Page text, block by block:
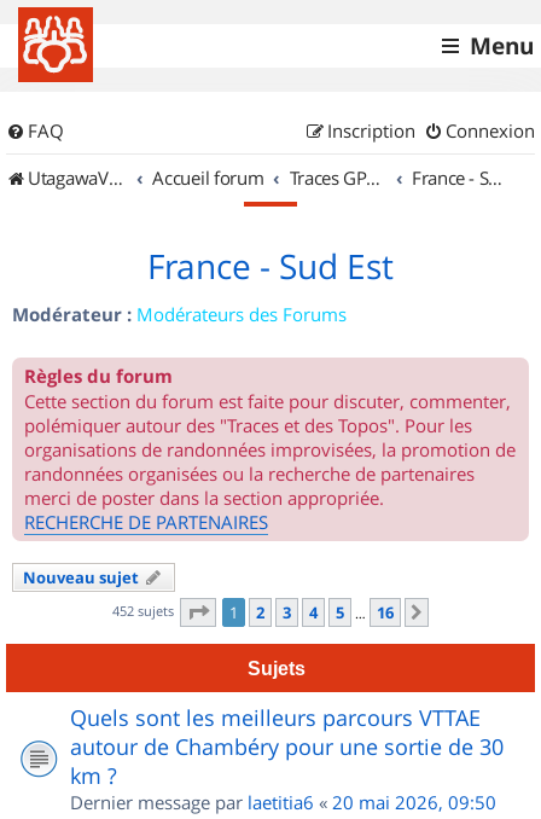
Menu
FAQ Connexion
Inscription
UtagawaVTT (Randos VTT et VTTAE avec traces GPS)
Accueil forum Traces GPS de randos VTT France - Sud Est
France - Sud Est
Modérateur : Modérateurs des Forums
Règles du forum
Cette section du forum est faite pour discuter, commenter,
polémiquer autour des "Traces et des Topos". Pour les
organisations de randonnées improvisées, la promotion de
randonnées organisées ou la recherche de partenaires
merci de poster dans la section appropriée.
RECHERCHE DE PARTENAIRES
Nouveau sujet
452 sujets Page 1sur
1 2 3 4 5 … 16
Sujets
Quels sont les meilleurs parcours VTTAE
autour de Chambéry pour une sortie de 30
km ?
Dernier message par laetitia6 « 20 mai 2026, 09:50